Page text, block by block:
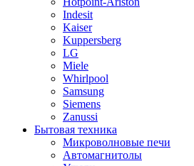
Indesit
Kaiser
Kuppersberg
LG
Miele
Whirlpool
Samsung
Siemens
Zanussi
Бытовая техника
Микроволновые печи
Автомагнитолы